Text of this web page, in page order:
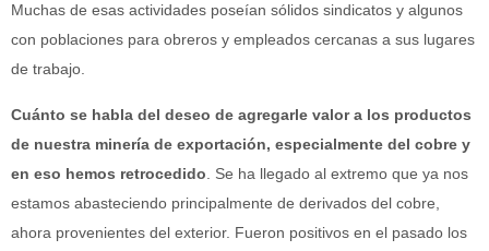
Muchas de esas actividades poseían sólidos sindicatos y algunos
con poblaciones para obreros y empleados cercanas a sus lugares
de trabajo.
Cuánto se habla del deseo de agregarle valor a los productos
de nuestra minería de exportación, especialmente del cobre y
en eso hemos retrocedido . Se ha llegado al extremo que ya nos
estamos abasteciendo principalmente de derivados del cobre,
ahora provenientes del exterior. Fueron positivos en el pasado los